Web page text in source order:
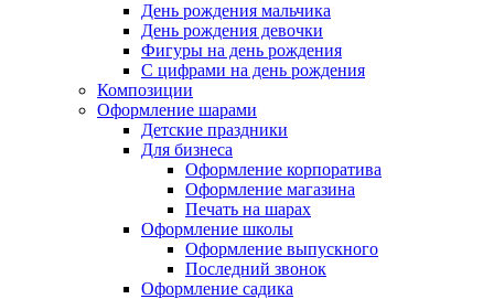
День рождения мальчика
День рождения девочки
Фигуры на день рождения
С цифрами на день рождения
Композиции
Оформление шарами
Детские праздники
Для бизнеса
Оформление корпоратива
Оформление магазина
Печать на шарах
Оформление школы
Оформление выпускного
Последний звонок
Оформление садика